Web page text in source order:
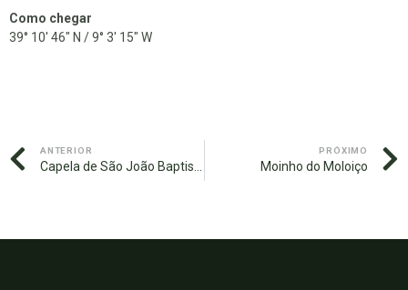
Como chegar
39° 10′ 46″ N / 9° 3′ 15″ W
ANTERIOR PRÓXIMO
Moinho do Moloiço